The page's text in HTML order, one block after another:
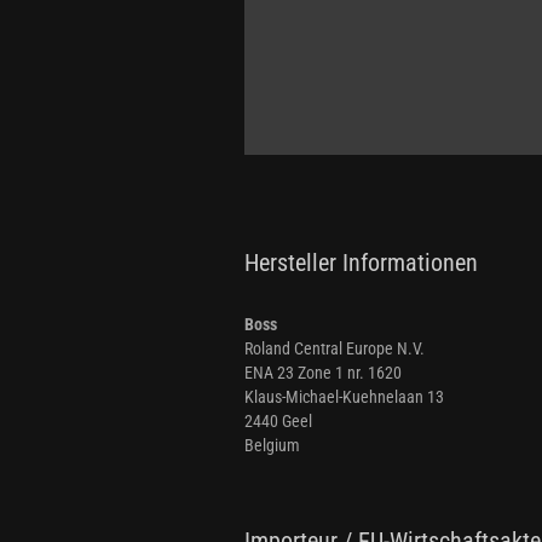
Hersteller Informationen
Boss
Roland Central Europe N.V.
ENA 23 Zone 1 nr. 1620
Klaus-Michael-Kuehnelaan 13
2440 Geel
Belgium